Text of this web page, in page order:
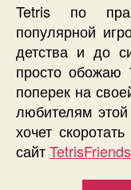
Tetris по
популярной
детства и до
просто обожаю
поперек на
любителям
хочет
сайт